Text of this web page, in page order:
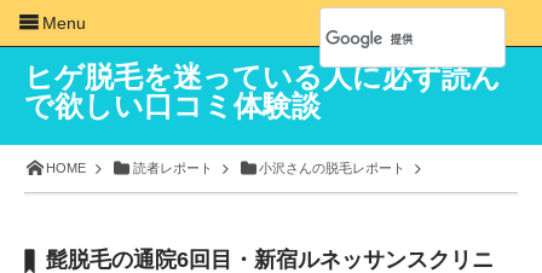
ヒゲ脱毛を迷っている人に必ず読ん
で欲しい口コミ体験談
HOME 読者レポート 小沢さんの脱毛レポート
髭脱毛の通院6回目・新宿ルネッサンスクリニ
Menu